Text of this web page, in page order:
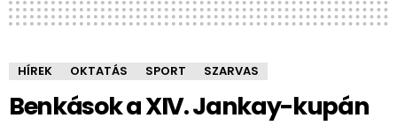
HÍREK OKTATÁS SPORT SZARVAS
Benkások a XIV. Jankay-kupán